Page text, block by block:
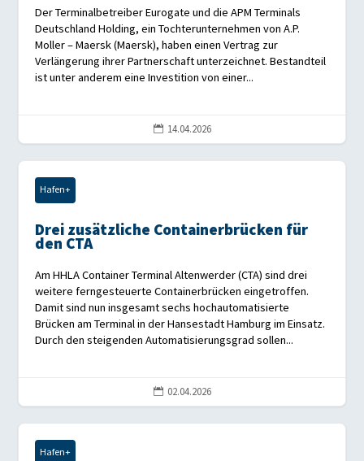
Der Terminalbetreiber Eurogate und die APM Terminals
Deutschland Holding, ein Tochterunternehmen von A.P.
Moller – Maersk (Maersk), haben einen Vertrag zur
Verlängerung ihrer Partnerschaft unterzeichnet. Bestandteil
ist unter anderem eine Investition von einer...
 14.04.2026
Hafen+
Drei zusätzliche Containerbrücken für
den CTA
Am HHLA Container Terminal Altenwerder (CTA) sind drei
weitere ferngesteuerte Containerbrücken eingetroffen.
Damit sind nun insgesamt sechs hochautomatisierte
Brücken am Terminal in der Hansestadt Hamburg im Einsatz.
Durch den steigenden Automatisierungsgrad sollen...
 02.04.2026
Hafen+